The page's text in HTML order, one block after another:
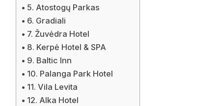
5. Atostogų Parkas
6. Gradiali
7. Žuvėdra Hotel
8. Kerpė Hotel & SPA
9. Baltic Inn
10. Palanga Park Hotel
11. Vila Levita
12. Alka Hotel